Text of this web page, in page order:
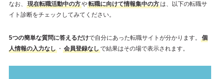
なお、 現在転職活動中の方や転職に向けて情報集中の方は、以下の転職サ
イト診断をチェックしてみてください。
5つの簡単な質問に答えるだけで自分にあった転職サイトが分かります。
個
人情報の入力なし ・ 会員登録なし で結果はその場で表示されます。